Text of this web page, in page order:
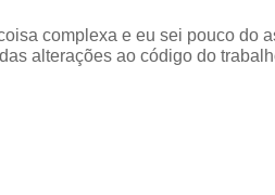
complexa e eu sei pouco do
alterações ao código do